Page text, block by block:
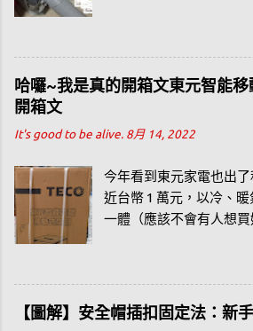
年春、夏、秋、冬感覺
哈囉~我是真的開箱文東元智能
開箱文
It's good to be alive. 8月 14, 2022
今年看到東元家電也出
近台幣 1 萬元，以冷、
一體（應該不會有人想買
中）價位差不多，為了
驗，我也寫了幾篇相關
去分享水冷扇這樣產品。
【圖解】安全帽插扣固定法：新